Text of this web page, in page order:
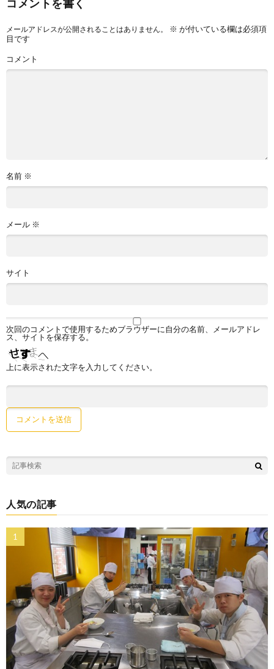
コメントを書く
メールアドレスが公開されることはありません。 ※ が付いている欄は必須項
目です
コメント
名前 ※
メール ※
サイト
次回のコメントで使用するためブラウザーに自分の名前、メールアドレ
ス、サイトを保存する。
上に表示された文字を入力してください。
人気の記事